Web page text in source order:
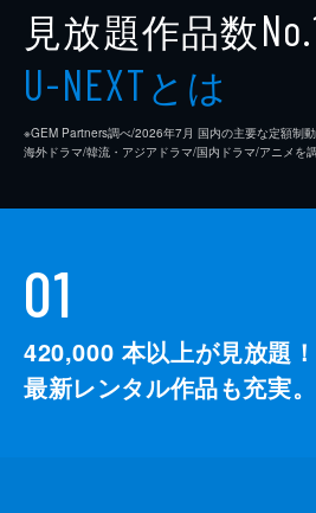
見放題作品数
U-NEXTとは
※GEM Partners調べ/2026年7⽉ 国内の主要な定額制
海外ドラマ/韓流・アジアドラマ/国内ドラマ/アニメを
01
420,000 本以上が見放題！
最新レンタル作品も充実。